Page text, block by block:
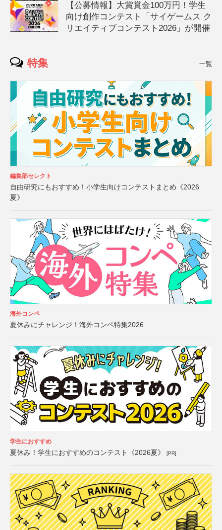
【公募情報】大賞賞金100万円！学生
向け創作コンテスト「サイゲームス ク
リエイティブコンテスト2026」が開催
特集 一覧
編集部セレクト
自由研究にもおすすめ！小学生向けコンテストまとめ《2026
夏》
海外コンペ
夏休みにチャレンジ！海外コンペ特集2026
学生におすすめ
夏休み！学生におすすめのコンテスト《2026夏》 [PR]